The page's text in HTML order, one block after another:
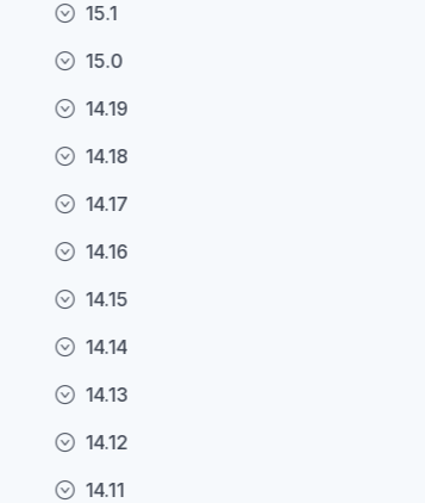
15.1
15.0
14.19
14.18
14.17
14.16
14.15
14.14
14.13
14.12
14.11